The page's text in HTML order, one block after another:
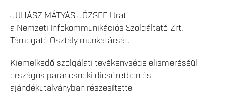
JUHÁSZ MÁTYÁS JÓZSEF Urat
a Nemzeti Infokommunikációs Szolgáltató Zrt.
Támogató Osztály munkatársát.
Kiemelkedő szolgálati tevékenysége elismeréséül
országos parancsnoki dicséretben és
ajándékutalványban részesítette